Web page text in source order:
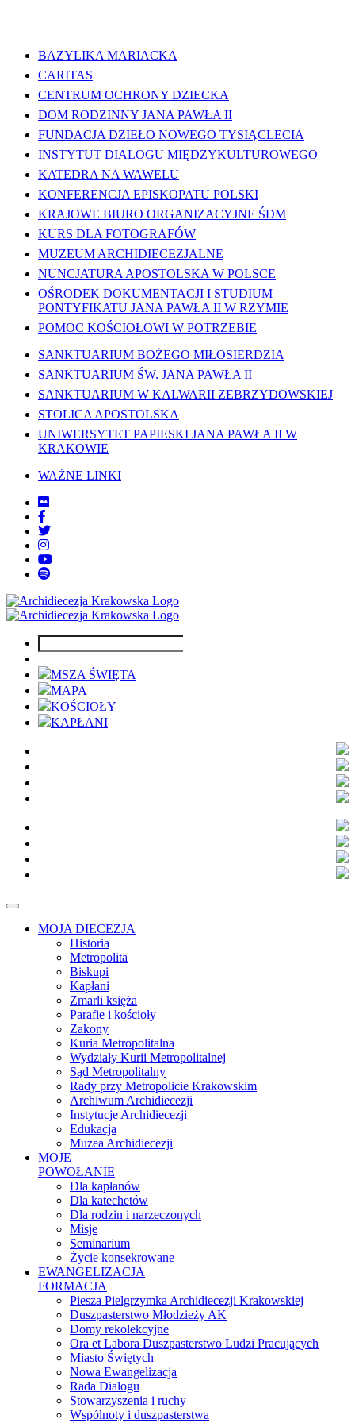
BAZYLIKA MARIACKA
CARITAS
CENTRUM OCHRONY DZIECKA
DOM RODZINNY JANA PAWŁA II
FUNDACJA DZIEŁO NOWEGO TYSIĄCLECIA
INSTYTUT DIALOGU MIĘDZYKULTUROWEGO
KATEDRA NA WAWELU
KONFERENCJA EPISKOPATU POLSKI
KRAJOWE BIURO ORGANIZACYJNE ŚDM
KURS DLA FOTOGRAFÓW
MUZEUM ARCHIDIECEZJALNE
NUNCJATURA APOSTOLSKA W POLSCE
OŚRODEK DOKUMENTACJI I STUDIUM
PONTYFIKATU JANA PAWŁA II W RZYMIE
POMOC KOŚCIOŁOWI W POTRZEBIE
SANKTUARIUM BOŻEGO MIŁOSIERDZIA
SANKTUARIUM ŚW. JANA PAWŁA II
SANKTUARIUM W KALWARII ZEBRZYDOWSKIEJ
STOLICA APOSTOLSKA
UNIWERSYTET PAPIESKI JANA PAWŁA II W
KRAKOWIE
WAŻNE LINKI
MSZA ŚWIĘTA
MAPA
KOŚCIOŁY
KAPŁANI
MOJA DIECEZJA
Historia
Metropolita
Biskupi
Kapłani
Zmarli księża
Parafie i kościoły
Zakony
Kuria Metropolitalna
Wydziały Kurii Metropolitalnej
Sąd Metropolitalny
Rady przy Metropolicie Krakowskim
Archiwum Archidiecezji
Instytucje Archidiecezji
Edukacja
Muzea Archidiecezji
MOJE
POWOŁANIE
Dla kapłanów
Dla katechetów
Dla rodzin i narzeczonych
Misje
Seminarium
Życie konsekrowane
EWANGELIZACJA
FORMACJA
Piesza Pielgrzymka Archidiecezji Krakowskiej
Duszpasterstwo Młodzieży AK
Domy rekolekcyjne
Ora et Labora Duszpasterstwo Ludzi Pracujących
Miasto Świętych
Nowa Ewangelizacja
Rada Dialogu
Stowarzyszenia i ruchy
Wspólnoty i duszpasterstwa